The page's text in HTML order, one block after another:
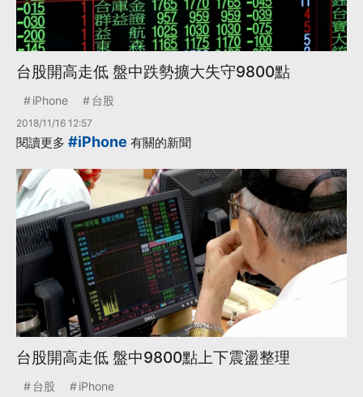
台股開高走低 盤中跌勢擴大失守9800點
iPhone 台股
2018/11/16 12:57
閱讀更多 #iPhone 有關的新聞
台股開高走低 盤中9800點上下震盪整理
台股 iPhone